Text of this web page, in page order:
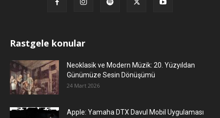
Rastgele konular
Neoklasik ve Modern Müzik: 20. Yüzyıldan
Günümüze Sesin Dönüşümü
24 Mart 2026
Apple: Yamaha DTX Davul Mobil Uygulaması